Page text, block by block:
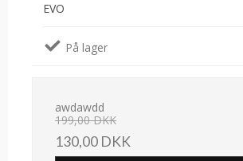
EVO
På lager
awdawdd
199,00 DKK
130,00 DKK